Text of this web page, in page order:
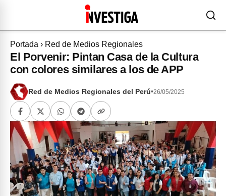
Portada › Red de Medios Regionales
El Porvenir: Pintan Casa de la Cultura
con colores similares a los de APP
Red de Medios Regionales del Perú•26/05/2025